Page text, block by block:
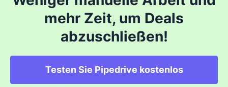
mehr Zeit, um Deals
abzuschließen!
Testen Sie Pipedrive kostenlos